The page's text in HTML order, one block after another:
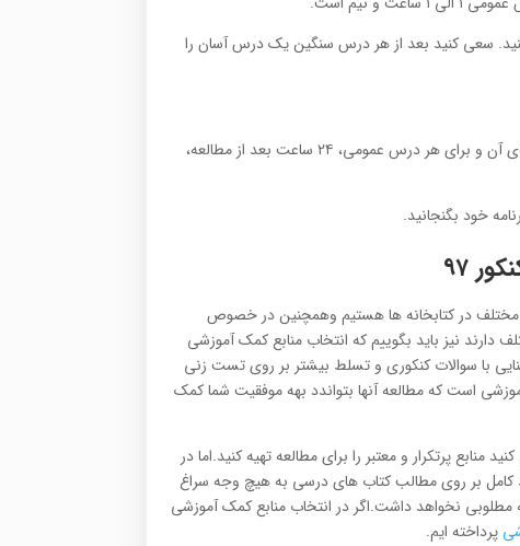
سعی کنید بعد از هر درس سنگین یک درس آسان را
۵- برای تسلط بر هر مبحث درس اختصاصی بلافاصله بعد از مطالعه‌ی آن و برای هر درس عمومی، ۲۴ ساعت بعد از مطالعه،
۹۷
در کتابخانه ها هستیم وهمچنین در خصوص
نیز باید بگوییم که انتخاب منابع کمک آموزشی
با سوالات کنکوری و تسلط بیشتر بر روی تست زنی
است که مطالعه آنها بتواندد بهه موفقیت شما کمک
منابع پرتکرار و معتبر را برای مطالعه تهیه کنید.اما در
کامل بر روی مطالب کتاب های درسی به هیچ وجه سراغ
نخواهد داشت.اگر در انتخاب منابع کمک آموزشی
پرداخته ایم.